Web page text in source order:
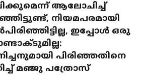
ആലോചിച്ച്
നിയമപരമായി
ഇപ്പോൾ ഒരു
പിരിഞ്ഞതിനെ
മഞ്ജു പത്രോസ്